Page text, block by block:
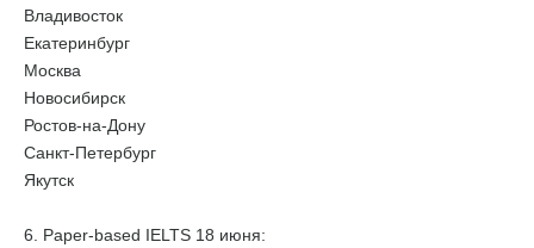
Владивосток
Екатеринбург
Москва
Новосибирск
Ростов-на-Дону
Санкт-Петербург
Якутск
6. Paper-based IELTS 18 июня: